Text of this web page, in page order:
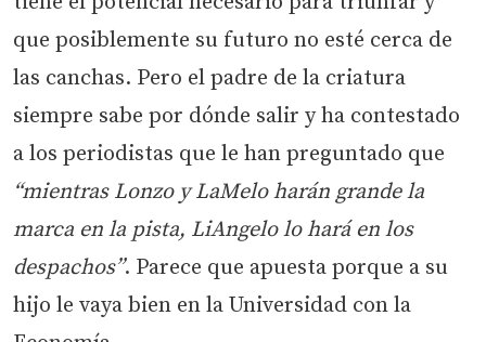
que posiblemente su futuro no esté cerca de
las canchas. Pero el padre de la criatura
siempre sabe por dónde salir y ha contestado
a los periodistas que le han preguntado que
“mientras Lonzo y LaMelo harán grande la
marca en la pista, LiAngelo lo hará en los
despachos”. Parece que apuesta porque a su
hijo le vaya bien en la Universidad con la